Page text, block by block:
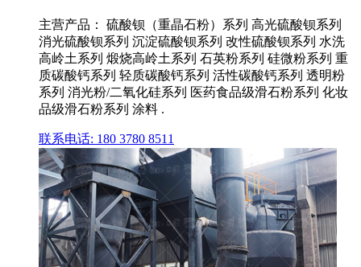
主营产品： 硫酸钡（重晶石粉）系列 高光硫酸钡系列
消光硫酸钡系列 沉淀硫酸钡系列 改性硫酸钡系列 水洗
高岭土系列 煅烧高岭土系列 石英粉系列 硅微粉系列 重
质碳酸钙系列 轻质碳酸钙系列 活性碳酸钙系列 透明粉
系列 消光粉/二氧化硅系列 医药食品级滑石粉系列 化妆
品级滑石粉系列 涂料 .
联系电话: 180 3780 8511